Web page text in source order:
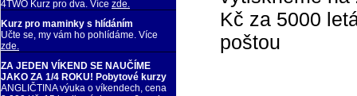
4TWO Kurz pro dva. Více zde.
Kurz pro maminky s hlídáním
Učte se, my vám ho pohlídáme. Více
zde.
ZA JEDEN VÍKEND SE NAUČÍME
JAKO ZA 1/4 ROKU! Pobytové kurzy
ANGLIČTINA výuka o víkendech, cena
Kč za 5000
poštou